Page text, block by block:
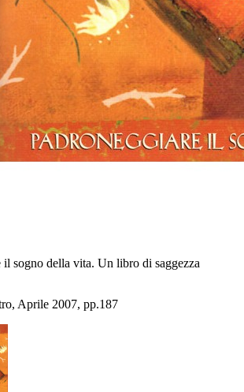
il sogno della vita. Un libro di saggezza
Aprile 2007, pp.187